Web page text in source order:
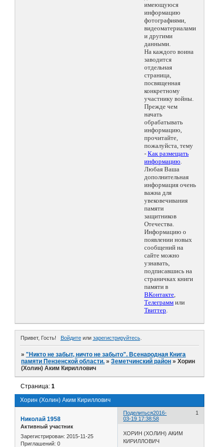
имеющуюся
информацию
фотографиями,
видеоматериалами
и другими
данными.
На каждого воина
заводится
отдельная
страница,
посвященная
конкретному
участнику войны.
Прежде чем
начать
обрабатывать
информацию,
прочитайте,
пожалуйста, тему
- Как размещать
информацию.
Любая Ваша
дополнительная
информация очень
важна для
увековечивания
памяти
защитников
Отечества.
Информацию о
появлении новых
сообщений на
сайте можно
узнавать,
подписавшись на
страничках книги
памяти в
ВКонтакте,
Телеграмм или
Твиттер.
Привет, Гость! Войдитеили зарегистрируйтесь.
»"Никто не забыт, ничто не забыто". Всенародная Книга
памяти Пензенской области. »Земетчинский район »Хорин
(Холин) Аким Кириллович
Хорин (Холин) Аким Кириллович
Страница:1
Поделиться 1
2016-
03-19 17:38:58
Николай 1958
Активный участник
Зарегистрирован: 2015-11-25
Приглашений: 0
ХОРИН (ХОЛИН) АКИМ
КИРИЛЛОВИЧ